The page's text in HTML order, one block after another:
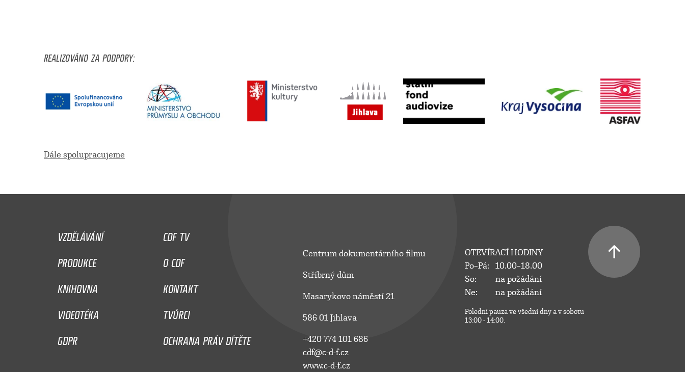
REALIZOVÁNO ZA PODPORY:
Dále spolupracujeme
VZDĚLÁVÁNÍ
CDF TV
PRODUKCE
O CDF
KNIHOVNA
KONTAKT
VIDEOTÉKA
TVŮRCI
GDPR
OCHRANA PRÁV DÍTĚTE
Centrum dokumentárního filmu
Stříbrný dům
Masarykovo náměstí 21
586 01 Jihlava
+420 774 101 686
cdf@c-d-f.cz
www.c-d-f.cz
OTEVÍRACÍ HODINY
Po–Pá:
10.00–18.00
So:
na požádání
Ne:
na požádání
Polední pauza ve všední dny a v sobotu
13:00 - 14:00.